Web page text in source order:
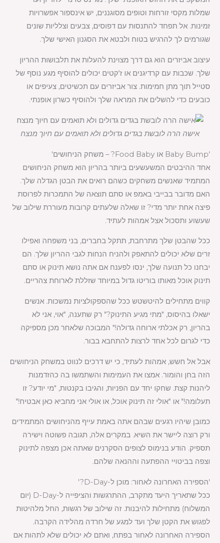
שמלות מקסי זורחות וטופים מסוגננים, יש אינספור אפשרויות
זמינות. אל תפחד להתנסות עם דפוסים, צבעים וצלליות שונים
שגורמים לך להרגיש בטוח ולבטא את הסגנון האישי שלך.
עיצוב אביזרים הוא גם דרך מצוינת להעלות את תלבושות ההריון
שלך. שכבות עם קרדיגנים או ז'קטים יכולים להוסיף מגע נוסף של
סטייל תוך מתן חמימות. צור אביזרים עם תכשיטים, צעיפים או
כובעים כדי להשלים את המראה שלך ולהוסיף כשרון אופנתי.
אישה הרה לובשת בגדים גדולים ולא תואמים עם חיוך מנצח
'Baby Bump או Food Baby? – משחק הניחושים'
אחד ההיבטים המשעשעים ביותר בהריון הוא משחק הניחושים
המתמיד שאנשים משחקים כשהם רואים את הבטן הגדלה שלך.
האם מדובר בבייבי באמפ או סתם תוצאה של התמכרות לפרוסת
פיצה אחת יותר מדי? זו שאלה שלעתים קרובות מעוררת שילוב של
שעשוע ותסכול אצל אמהות לעתיד.
ככל שהבטן שלך מתרחבת, תתקל בחברים, בני משפחה ואפילו
זרים שלא יכולים להתאפק ולהניח הנחות לגבי ההריון שלך. הם
יבחנו כל תנועה שלך, ינסו לפענח אם אתה נושא תינוק או סתם
תינוק אוכל מאותו בוריטו גדול במיוחד שזללת לארוחת צהריים.
קווים מתחילים להיטשטש ככל שהספקולציות נמשכות. אנשים
ישאלו בהיסוס, "מתי מגיע התינוק?" רק שתענה, "אוי, אני לא
בהריון, רק אכלתי ארוחה גדולה!" המבוכה שלאחר מכן מספיקה
כדי לגרום לכל אחד לרצות להתחבא בבור.
אבל אל חשש, אמהות לעתיד, כי יש דרכים לנווט במשחק הניחושים
הזה בחן והומור. אמצו את העמימות והשתמשו בה כהזדמנות
ליהנות קצת. שחקו יחד עם הפניות, והגיבו בקנטות, "מי יודע? זו
תעלומה!" או "אולי זה תינוק אוכל, או אולי אני מחביא כאן אבטיח!"
כמובן שיהיו רגעים שבהם אתה באמת עייף מהניחושים המתמידים
ורק רוצה ליישר את השיא. במקרים אלה, תגובה פשוטה וישירה
תספיק. הודע בנימוס לצופים הסקרנים שאתה אכן מצפה לתינוק
וצפה בביטויי ההפתעה וההנאה שלהם.
'הספירה האחרונה לאחור: מוכן ל-D-Day?'
ככל שתאריך היעד מתקרב, ההתרגשות והציפייה ל-D-Day (יום
המשלוח) מתחילות להיבנות. זה שילוב של רגשות, החל מלהיטות
לפגוש את הקטן שלך ועד למגע של חרדה מהלידה הקרבה.
הספירה האחרונה לאחור בפתח, ואתם לא יכולים שלא לתהות אם